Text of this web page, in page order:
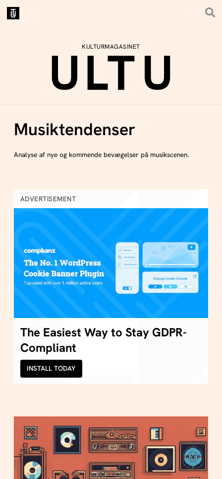
KULTURMAGASINET
Musiktendenser
Analyse af nye og kommende bevægelser på musikscenen.
ADVERTISEMENT
The Easiest Way to Stay GDPR-
Compliant
INSTALL TODAY